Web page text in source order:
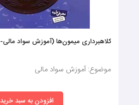
کلاهبرداری میمون‌ها (آموزش سواد
موضوع: آموزش سواد مالی
افزودن به سبد خرید